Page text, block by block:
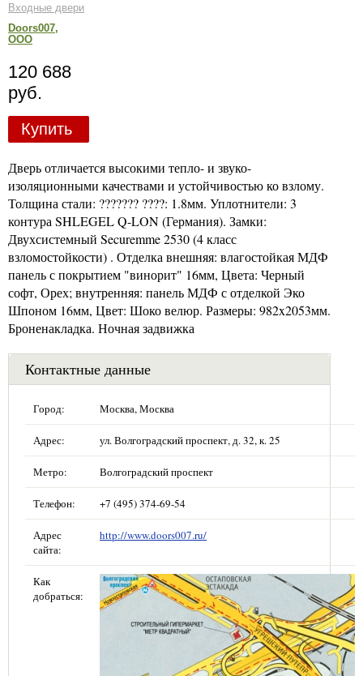
Входные двери
Doors007,
ООО
120 688
руб.
Купить
Дверь отличается высокими тепло- и звуко-
изоляционными качествами и устойчивостью ко взлому.
Толщина стали: ??????? ????: 1.8мм. Уплотнители: 3
контура SHLEGEL Q-LON (Германия). Замки:
Двухсистемный Securemme 2530 (4 класс
взломостойкости) . Отделка внешняя: влагостойкая МДФ
панель с покрытием "винорит" 16мм, Цвета: Черный
софт, Орех; внутренняя: панель МДФ с отделкой Эко
Шпоном 16мм, Цвет: Шоко велюр. Размеры: 982x2053мм.
Броненакладка. Ночная задвижка
Контактные данные
Город: Москва, Москва
Адрес: ул. Волгоградский проспект, д. 32, к. 25
Метро: Волгоградский проспект
Телефон: +7 (495) 374-69-54
Адрес
сайта:
http://www.doors007.ru/
Как
добраться: